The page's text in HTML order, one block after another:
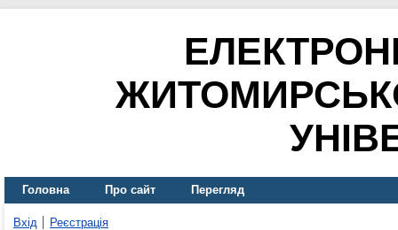
Головна Про сайт Перегляд
Вхід Реєстрація